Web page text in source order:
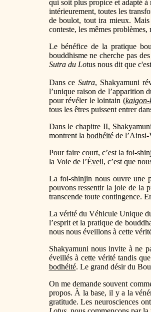
qui soit plus propice et adapté à
intérieurement, toutes les
de boulot, tout ira mieux. Mais
conteste, les mêmes
Le bénéfice de la pratique
bouddhisme ne cherche pas
Sutra du Lotus nous dit que
Dans ceSutra, Shakyamuni
l’unique raison de l’apparition
pour révéler le lointain (kaigon-
tous les êtres puissent entrer
Dans le chapitre II,
montrent la bodhéitéde l’Ainsi-
Pour faire court, c’est la foi-
la Voie de l’Éveil, c’est que
La foi-shinjin nous ouvre une
pouvons ressentir la joie de la
transcende toute contingence.
La vérité du Véhicule Unique
l’esprit et la pratique de
nous nous éveillons à cette
Shakyamuni nous invite à ne
éveillés à cette vérité tandis
bodhéité. Le grand désir du
On me demande souvent
propos. À la base, il y a la
gratitude. Les neurosciences